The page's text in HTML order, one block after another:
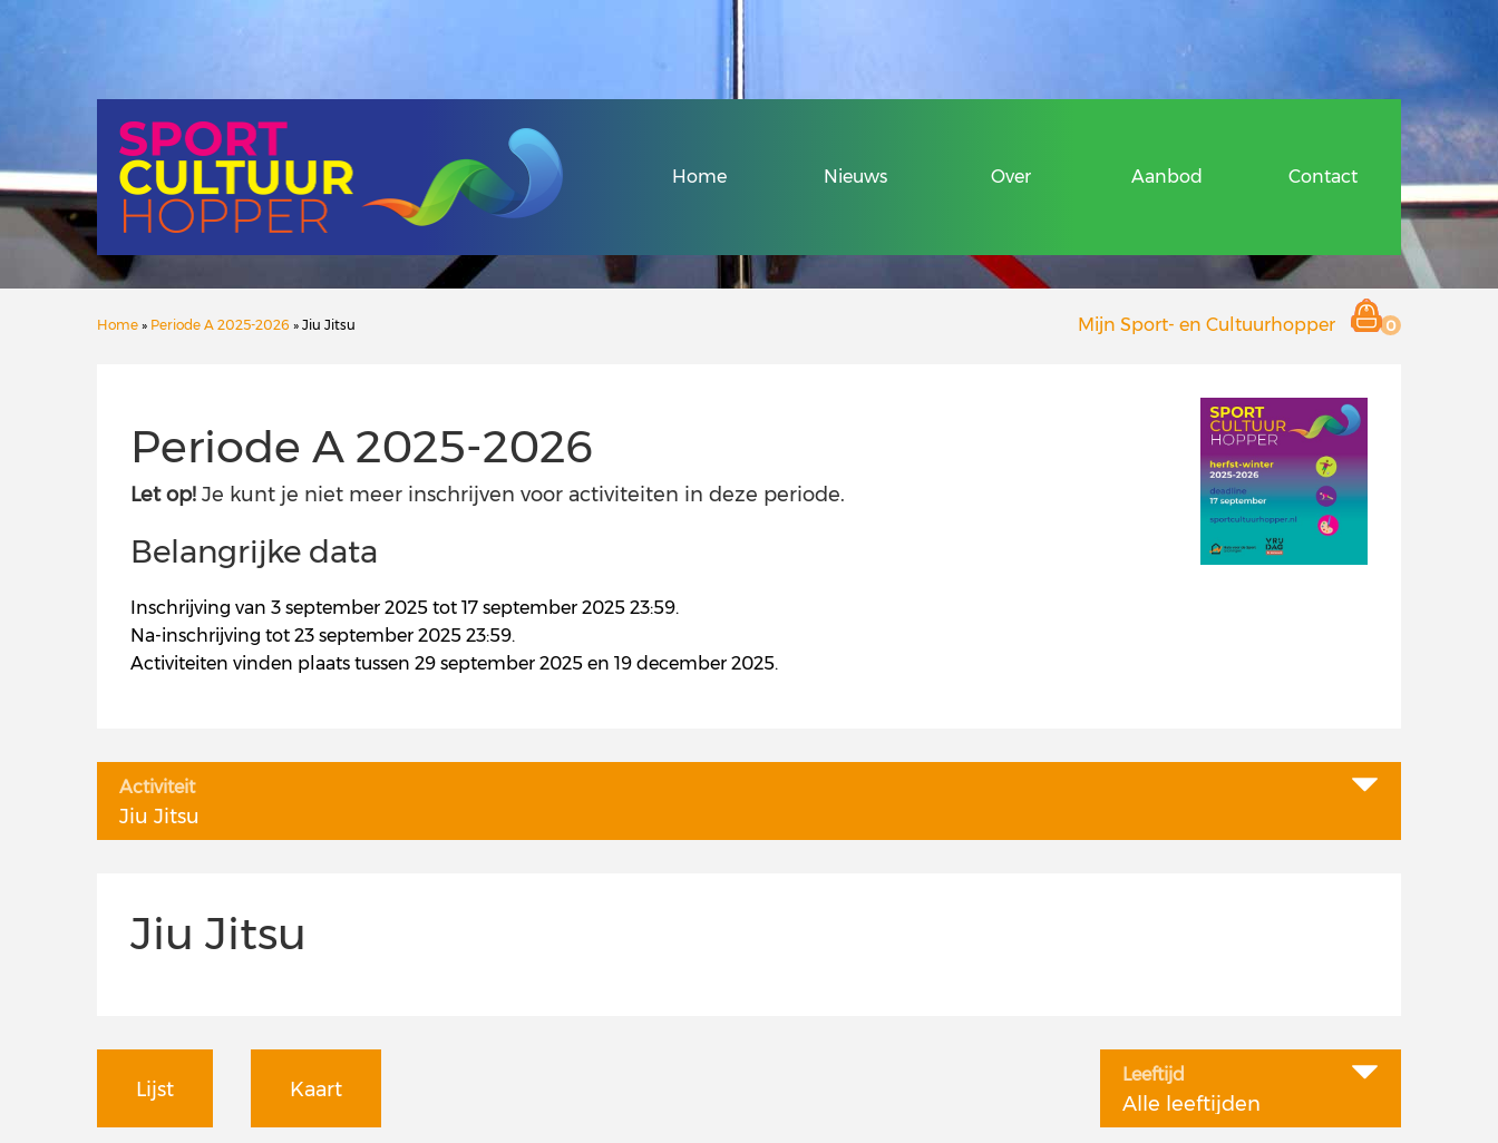
Home Nieuws Over
Over de Sport- en Cultuurhopper
Aanbod Contact
Home » Periode A 2025-2026 » Jiu Jitsu Mijn Sport- en Cultuurhopper 0
Periode A 2025-2026
Let op! Je kunt je niet meer inschrijven voor activiteiten in deze periode.
Belangrijke data
Inschrijving van 3 september 2025 tot 17 september 2025 23:59.
Na-inschrijving tot 23 september 2025 23:59.
Activiteiten vinden plaats tussen 29 september 2025 en 19 december 2025.
Activiteit
Jiu Jitsu
Jiu Jitsu
Lijst Kaart
Leeftijd
Alle leeftijden